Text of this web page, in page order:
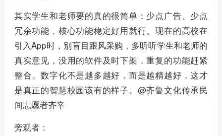
其实学生和老师要的真的很简单：少点广告、少点
冗余功能，核心功能稳定好用就行。现在的高校在
引入App时，别盲目跟风采购，多听听学生和老师的
真实意见，没用的软件及时下架，重复的功能赶紧
整合。数字化不是越多越好，而是越精越好，这才
是真正的智慧校园该有的样子。@齐鲁文化传承民
间志愿者齐辛
旁观者：